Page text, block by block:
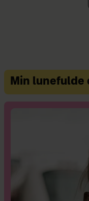
Har en
Min lunefulde